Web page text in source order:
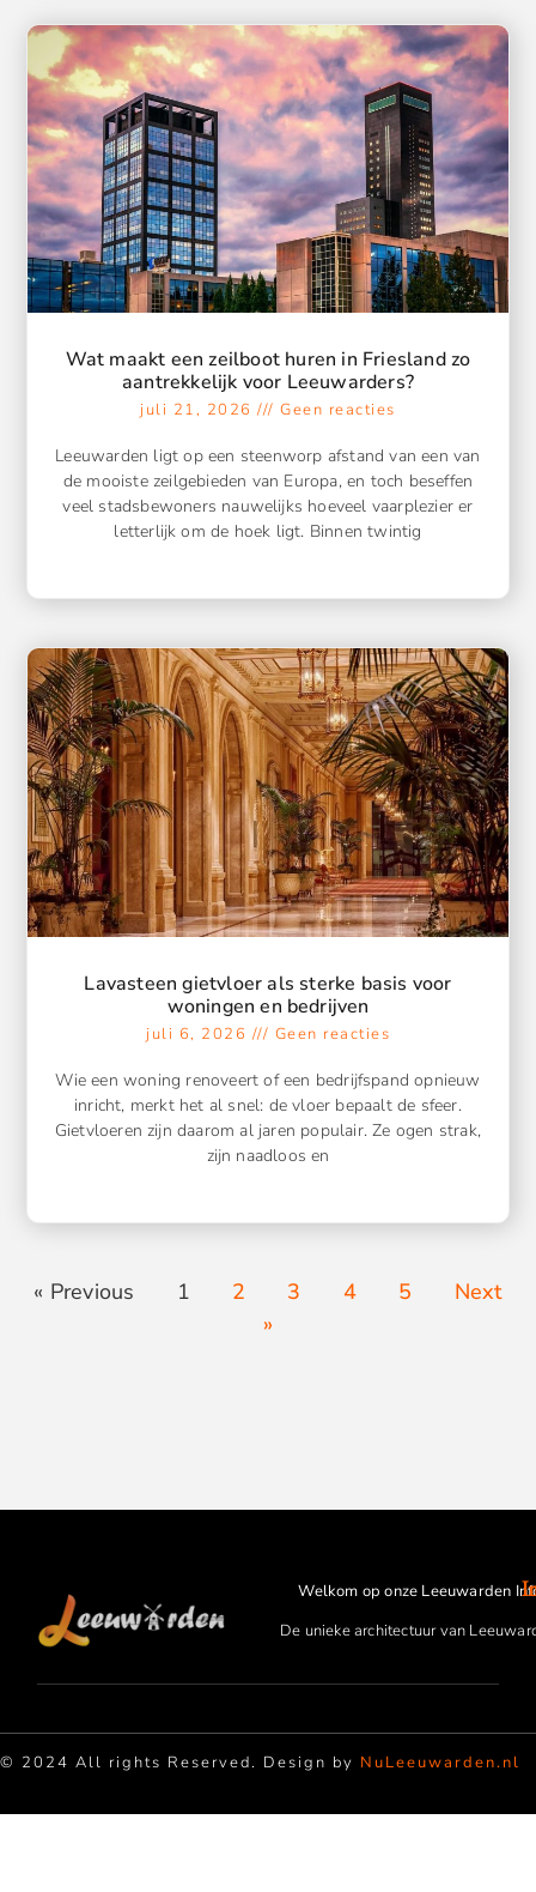
Wat maakt een zeilboot huren in Friesland zo
aantrekkelijk voor Leeuwarders?
juli 21, 2026 Geen reacties
Leeuwarden ligt op een steenworp afstand van een van
de mooiste zeilgebieden van Europa, en toch beseffen
veel stadsbewoners nauwelijks hoeveel vaarplezier er
letterlijk om de hoek ligt. Binnen twintig
Lavasteen gietvloer als sterke basis voor
woningen en bedrijven
juli 6, 2026 Geen reacties
Wie een woning renoveert of een bedrijfspand opnieuw
inricht, merkt het al snel: de vloer bepaalt de sfeer.
Gietvloeren zijn daarom al jaren populair. Ze ogen strak,
zijn naadloos en
« Previous 1 2 3 4 5
Next
»
Welkom op onze Leeuwarden
De unieke architectuur van
© 2024 All rights Reserved. Design by NuLeeuwarden.nl